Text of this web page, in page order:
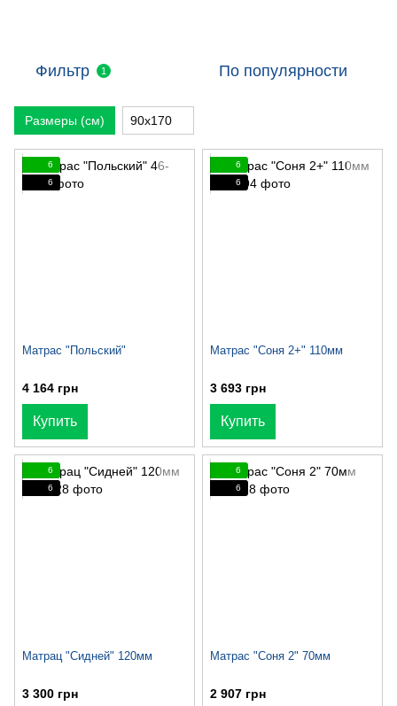
Фильтр 1 По популярности
Размеры (см) 90х170
6
6
Матрас "Польский"
4 164 грн
Купить
6
6
Матрас "Соня 2+" 110мм
3 693 грн
Купить
6
6
Матрац "Сидней" 120мм
3 300 грн
6
6
Матрас "Соня 2" 70мм
2 907 грн